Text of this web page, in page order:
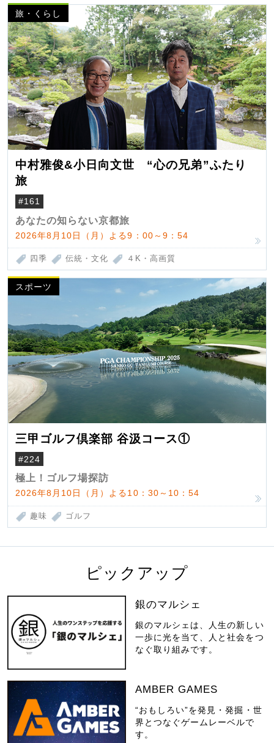
旅・くらし
中村雅俊&小日向文世 “心の兄弟”ふたり
旅
#161
あなたの知らない京都旅
2026年8月10日（月）よる9：00～9：54
四季 伝統・文化 ４K・高画質
スポーツ
三甲ゴルフ倶楽部 谷汲コース①
#224
極上！ゴルフ場探訪
2026年8月10日（月）よる10：30～10：54
趣味 ゴルフ
ピックアップ
銀のマルシェ
銀のマルシェは、人生の新しい
一歩に光を当て、人と社会をつ
なぐ取り組みです。
AMBER GAMES
“おもしろい”を発見・発掘・世
界とつなぐゲームレーベルで
す。